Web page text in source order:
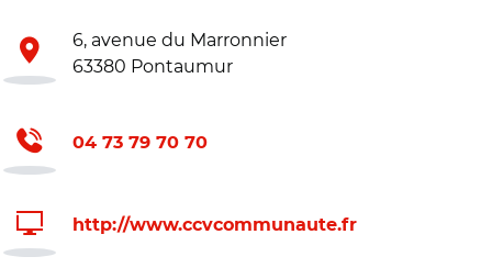
6, avenue du Marronnier
63380 Pontaumur
04 73 79 70 70
http://www.ccvcommunaute.fr